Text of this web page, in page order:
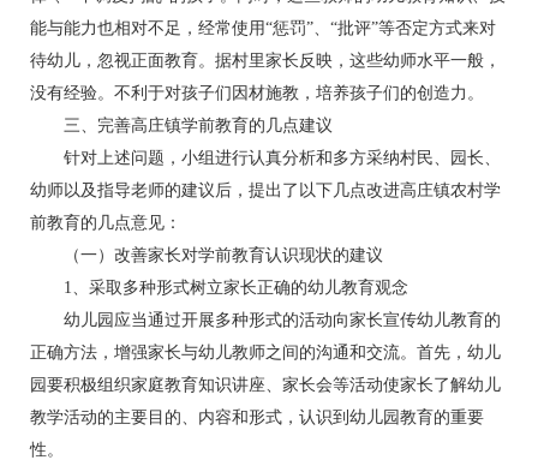
能与能力也相对不足，经常使用“惩罚”、“批评”等否定方式来对
待幼儿，忽视正面教育。据村里家长反映，这些幼师水平一般，
没有经验。不利于对孩子们因材施教，培养孩子们的创造力。
三、完善高庄镇学前教育的几点建议
针对上述问题，小组进行认真分析和多方采纳村民、园长、
幼师以及指导老师的建议后，提出了以下几点改进高庄镇农村学
前教育的几点意见：
（一）改善家长对学前教育认识现状的建议
1、采取多种形式树立家长正确的幼儿教育观念
幼儿园应当通过开展多种形式的活动向家长宣传幼儿教育的
正确方法，增强家长与幼儿教师之间的沟通和交流。首先，幼儿
园要积极组织家庭教育知识讲座、家长会等活动使家长了解幼儿
教学活动的主要目的、内容和形式，认识到幼儿园教育的重要
性。